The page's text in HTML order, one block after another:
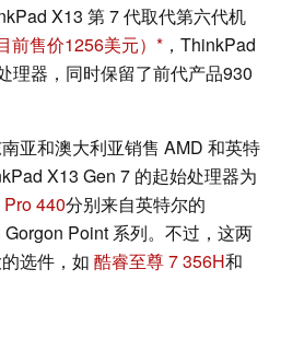
X13 第 7 代取代第六代机
前售价1256美元）
，ThinkPad
理器，同时保留了前代产品930
亚和澳大利亚销售 AMD 和英特
X13 Gen 7 的起始处理器为
440分别来自英特尔的
Point 系列。不过，这两
选件，如 酷睿至尊 7 356H和